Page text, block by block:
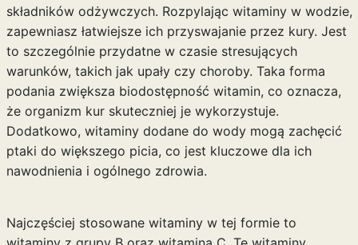
składników odżywczych. Rozpylając witaminy w wodzie,
zapewniasz łatwiejsze ich przyswajanie przez kury. Jest
to szczególnie przydatne w czasie stresujących
warunków, takich jak upały czy choroby. Taka forma
podania zwiększa biodostępność witamin, co oznacza,
że organizm kur skuteczniej je wykorzystuje.
Dodatkowo, witaminy dodane do wody mogą zachęcić
ptaki do większego picia, co jest kluczowe dla ich
nawodnienia i ogólnego zdrowia.
Najczęściej stosowane witaminy w tej formie to